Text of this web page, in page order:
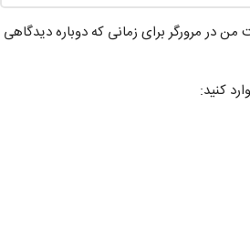
من در مرورگر برای زمانی که دوباره دیدگاهی
کنید: